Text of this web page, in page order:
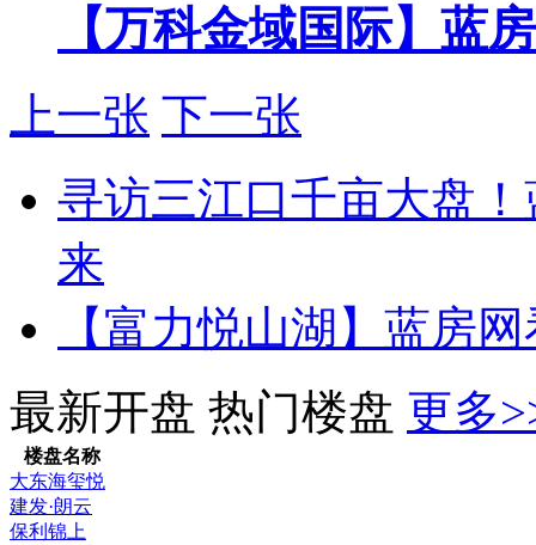
【万科金域国际】蓝
上一张 下一张
寻访三江口千亩大盘
来
【富力悦山湖】蓝房
最新开盘 热门楼盘 更多
楼盘名称
大东海玺悦
建发·朗云
保利锦上